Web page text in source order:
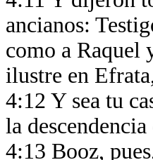
ancianos:
como a Raquel
ilustre en
4:12 Y sea tu
la
4:13 Booz,